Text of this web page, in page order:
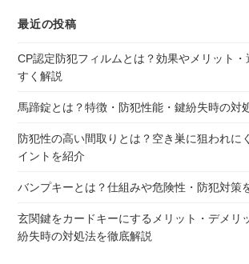
最近の投稿
CP認定防犯フィルムとは？効果やメリット
すく解説
馬蹄錠とは？特徴・防犯性能・鍵紛失時の対
防犯性の高い間取りとは？空き巣に狙われに
イントを紹介
バンプキーとは？仕組みや危険性・防犯対策
玄関鍵をカードキーにするメリット・デメリ
紛失時の対処法を徹底解説